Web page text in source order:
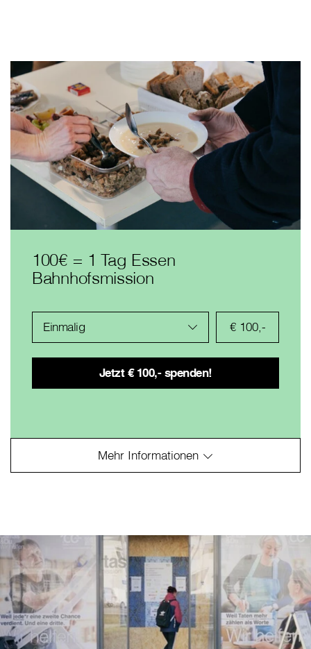
100€ = 1 Tag Essen
Bahnhofsmission
Einmalig